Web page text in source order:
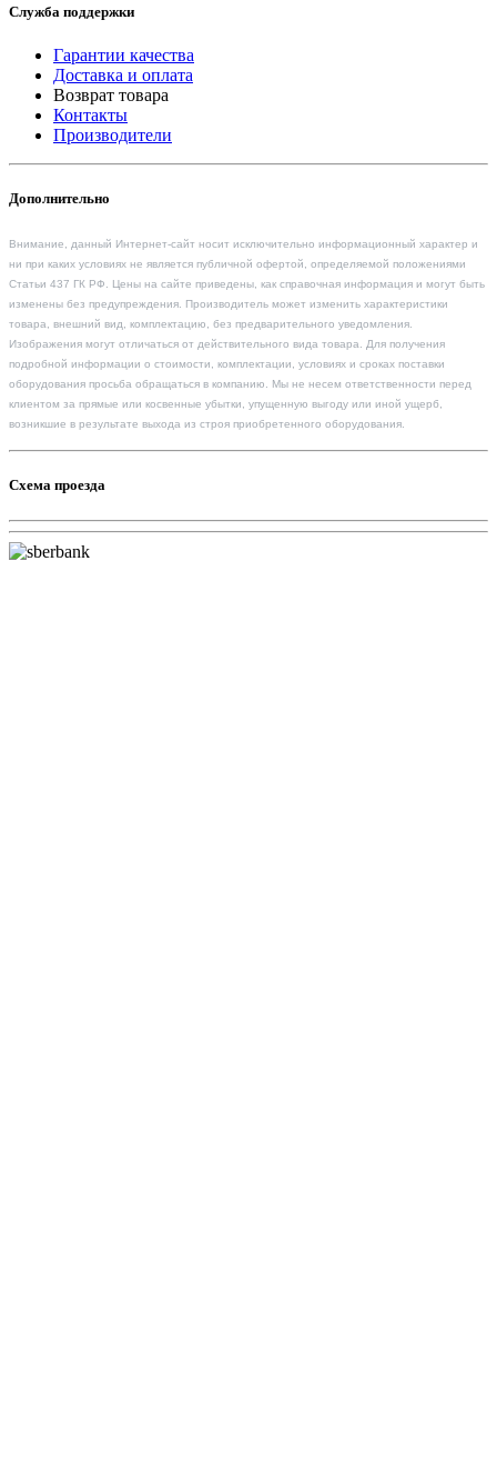
Служба поддержки
Гарантии качества
Доставка и оплата
Возврат товара
Контакты
Производители
Дополнительно
Внимание, данный Интернет-сайт носит исключительно информационный характер и
ни при каких условиях не является публичной офертой, определяемой положениями
Статьи 437 ГК РФ. Цены на сайте приведены, как справочная информация и могут быть
изменены без предупреждения. Производитель может изменить характеристики
товара, внешний вид, комплектацию, без предварительного уведомления.
Изображения могут отличаться от действительного вида товара. Для получения
подробной информации о стоимости, комплектации, условиях и сроках поставки
оборудования просьба обращаться в компанию. Мы не несем ответственности перед
клиентом за прямые или косвенные убытки, упущенную выгоду или иной ущерб,
возникшие в результате выхода из строя приобретенного оборудования.
Схема проезда